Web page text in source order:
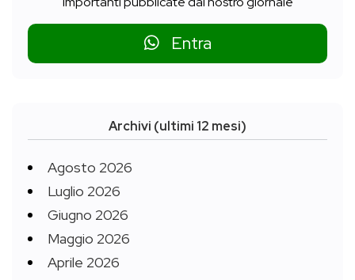
Entra
Archivi (ultimi 12 mesi)
Agosto 2026
Luglio 2026
Giugno 2026
Maggio 2026
Aprile 2026